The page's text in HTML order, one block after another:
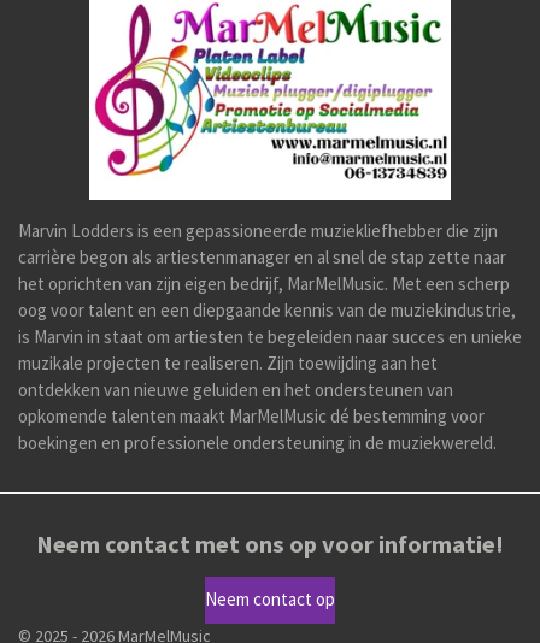
Marvin Lodders is een gepassioneerde muziekliefhebber die zijn
carrière begon als artiestenmanager en al snel de stap zette naar
het oprichten van zijn eigen bedrijf, MarMelMusic. Met een scherp
oog voor talent en een diepgaande kennis van de muziekindustrie,
is Marvin in staat om artiesten te begeleiden naar succes en unieke
muzikale projecten te realiseren. Zijn toewijding aan het
ontdekken van nieuwe geluiden en het ondersteunen van
opkomende talenten maakt MarMelMusic dé bestemming voor
boekingen en professionele ondersteuning in de muziekwereld.
Neem contact met ons op voor informatie!
Neem contact op
© 2025 - 2026 MarMelMusic